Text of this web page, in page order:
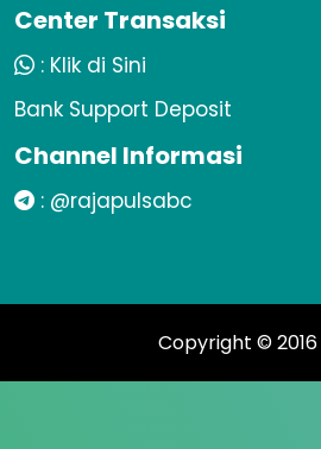
Center Transaksi
: Klik di Sini
Bank Support Deposit
Channel Informasi
: @rajapulsabc
Copyright © 2016